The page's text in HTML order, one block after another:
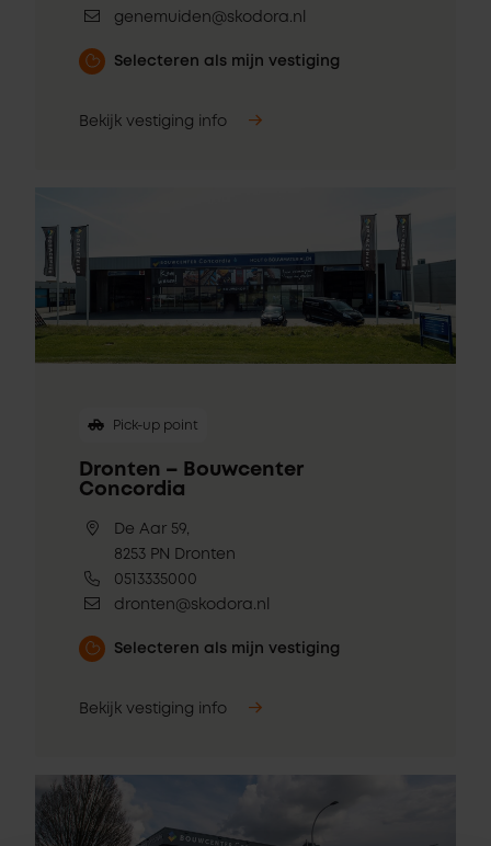
genemuiden@skodora.nl
Selecteren als mijn vestiging
Bekijk vestiging info
Pick-up point
Dronten – Bouwcenter
Concordia
De Aar 59,
8253 PN Dronten
0513335000
dronten@skodora.nl
Selecteren als mijn vestiging
Bekijk vestiging info